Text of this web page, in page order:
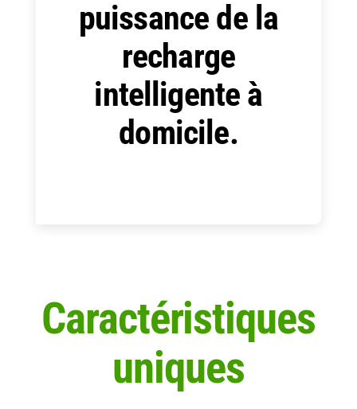
puissance de la
recharge
intelligente à
domicile.
Caractéristiques
uniques